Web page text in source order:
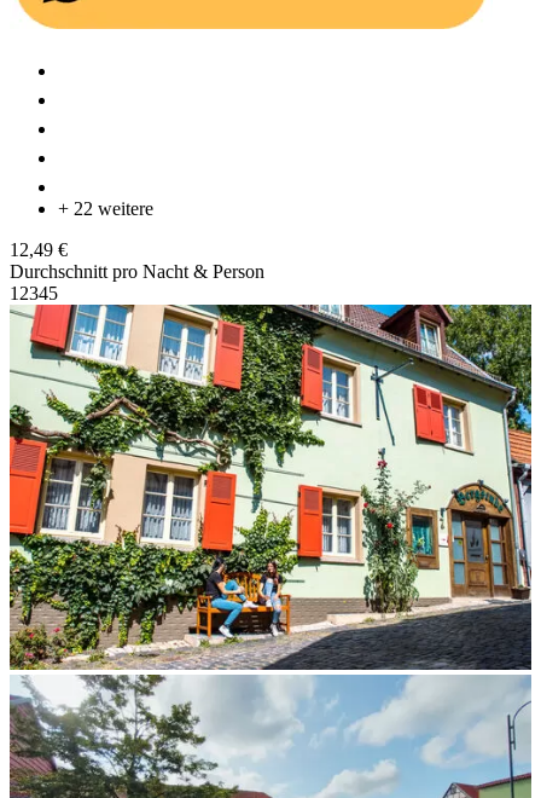
+ 22 weitere
12,49 €
Durchschnitt pro Nacht & Person
1 2345